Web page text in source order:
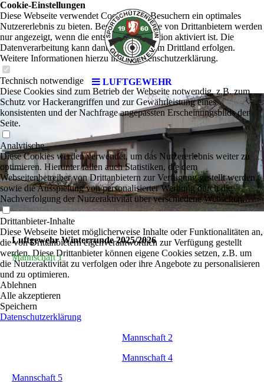
LUFTGEWEHR
Luftgewehr Winterrunde 2025/2026
Mannschaft 1
Mannschaft 2
Mannschaft 4
Mannschaft 5
Cookie-Einstellungen
Diese Webseite verwendet Cookies, um Besuchern ein optimales
Nutzererlebnis zu bieten. Bestimmte Inhalte von Drittanbietern werden
nur angezeigt, wenn die entsprechende Option aktiviert ist. Die
Datenverarbeitung kann dann auch in einem Drittland erfolgen.
Weitere Informationen hierzu in der Datenschutzerklärung.
Technisch notwendige
Diese Cookies sind zum Betrieb der Webseite notwendig, z.B. zum
Schutz vor Hackerangriffen und zur Gewährleistung eines
konsistenten und der Nachfrage angepassten Erscheinungsbilds der
Seite.
Analytische
Diese Cookies werden verwendet, um das Nutzererlebnis weiter zu
optimieren. Hierunter fallen auch Statistiken, die dem
Webseitenbetreiber von Drittanbietern zur Verfügung gestellt werden,
sowie die Ausspielung von personalisierter Werbung durch die
Nachverfolgung der Nutzeraktivität über verschiedene Webseiten.
Drittanbieter-Inhalte
Diese Webseite bietet möglicherweise Inhalte oder Funktionalitäten an,
die von Drittanbietern eigenverantwortlich zur Verfügung gestellt
werden. Diese Drittanbieter können eigene Cookies setzen, z.B. um
die Nutzeraktivität zu verfolgen oder ihre Angebote zu personalisieren
und zu optimieren.
Ablehnen
Alle akzeptieren
Speichern
Datenschutzerklärung